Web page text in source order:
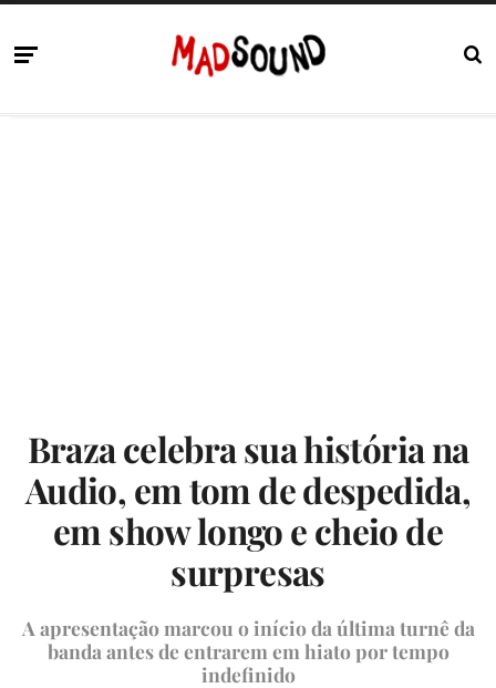
Braza celebra sua história na
Audio, em tom de despedida,
em show longo e cheio de
surpresas
A apresentação marcou o início da última turnê da
banda antes de entrarem em hiato por tempo
indefinido